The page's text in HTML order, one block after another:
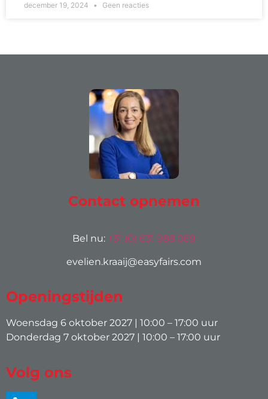
december 19, 2024 Geen reacties
Contact opnemen
Bel nu: +31 (0) 631 988 069
evelien.kraaij@easyfairs.com
Openingstijden
Woensdag 6 oktober 2027 | 10:00 – 17:00 uur
Donderdag 7 oktober 2027 | 10:00 – 17:00 uur
Volg ons